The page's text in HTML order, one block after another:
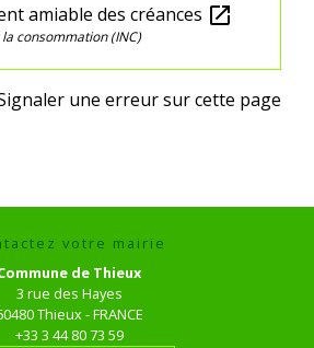
amiable des créances open_in_new
consommation (INC)
une erreur sur cette page
votre mairie
de Thieux
3 rue des Hayes
Thieux - FRANCE
+33 3 44 80 73 59